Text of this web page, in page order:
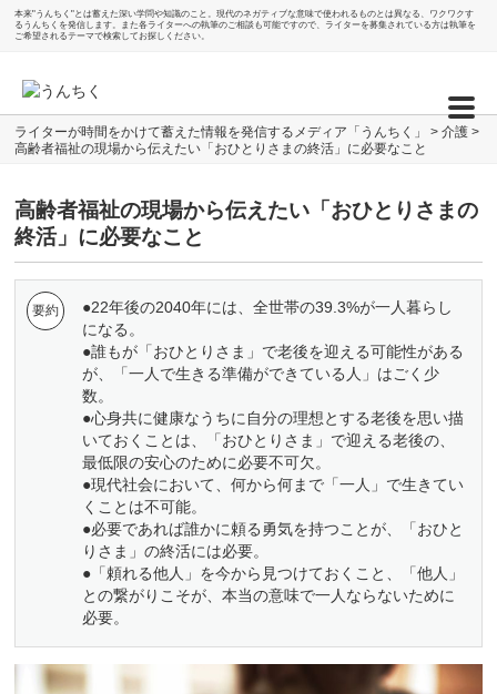
本来"うんちく"とは蓄えた深い学問や知識のこと。現代のネガティブな意味で使われるものとは異なる、ワクワクす
るうんちくを発信します。また各ライターへの執筆のご相談も可能ですので、ライターを募集されている方は執筆を
ご希望されるテーマで検索してお探しください。
ライターが時間をかけて蓄えた情報を発信するメディア「うんちく」 >介護 >
高齢者福祉の現場から伝えたい「おひとりさまの終活」に必要なこと
高齢者福祉の現場から伝えたい「おひとりさまの
終活」に必要なこと
●22年後の2040年には、全世帯の39.3%が一人暮らし
になる。
●誰もが「おひとりさま」で老後を迎える可能性がある
が、「一人で生きる準備ができている人」はごく少
数。
●心身共に健康なうちに自分の理想とする老後を思い描
いておくことは、「おひとりさま」で迎える老後の、
最低限の安心のために必要不可欠。
●現代社会において、何から何まで「一人」で生きてい
くことは不可能。
●必要であれば誰かに頼る勇気を持つことが、「おひと
りさま」の終活には必要。
●「頼れる他人」を今から見つけておくこと、「他人」
との繋がりこそが、本当の意味で一人ならないために
必要。